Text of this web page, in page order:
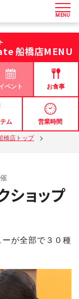
MENU
船橋店MENU
ベント お食事
ム 営業時間
橋店トップ
ショップ
ーが全部で３０種